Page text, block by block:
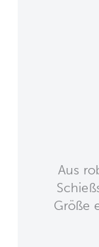
Aus
Größe